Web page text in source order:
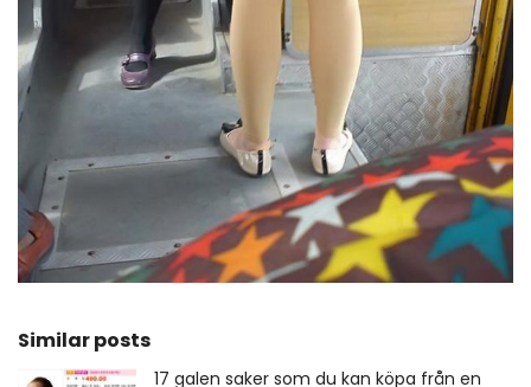
Similar posts
17 galen saker som du kan köpa från en